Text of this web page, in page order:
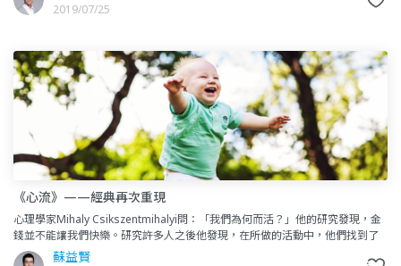
2019/07/25
《心流》——經典再次重現
心理學家Mihaly Csikszentmihalyi問：「我們為何而活？」他的研究發現，金
錢並不能讓我們快樂。研究許多人之後他發現，在所做的活動中，他們找到了
樂趣與持續性的滿足。這些活動，會帶他們進
蘇益賢